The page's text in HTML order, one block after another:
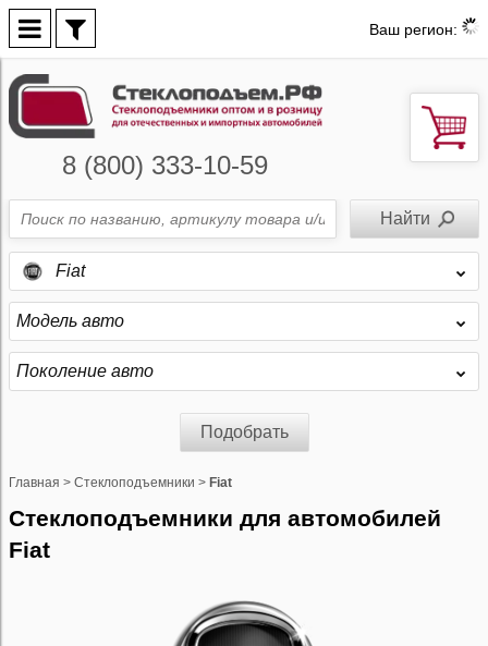
Ваш регион:
8 (800) 333-10-59
Fiat
Модель авто
Поколение авто
Подобрать
Главная > Стеклоподъемники > Fiat
Стеклоподъемники для автомобилей
Fiat